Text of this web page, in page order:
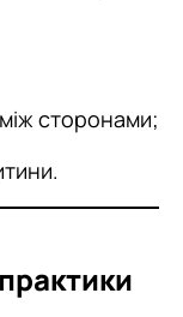
сторонами;